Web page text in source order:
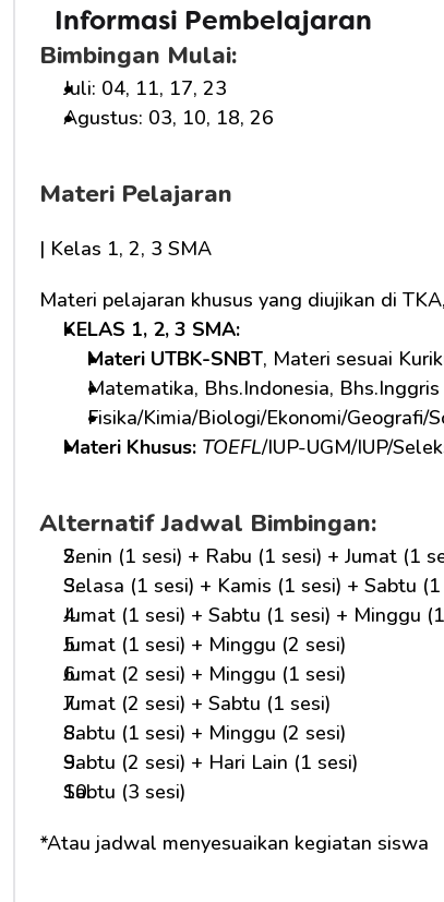
Informasi Pembelajaran
Bimbingan Mulai:
Juli: 04, 11, 17, 23
Agustus: 03, 10, 18, 26
Materi Pelajaran
| Kelas 1, 2, 3 SMA
Materi pelajaran khusus yang diujikan di
KELAS 1, 2, 3 SMA:
Materi UTBK-SNBT, Materi sesuai
Matematika, Bhs.Indonesia, Bhs.Inggris
Fisika/Kimia/Biologi/Ekonomi/Geografi/
Materi Khusus: TOEFL/IUP-UGM/IUP/
Alternatif Jadwal Bimbingan:
Senin (1 sesi) + Rabu (1 sesi) + Jumat (1
Selasa (1 sesi) + Kamis (1 sesi) + Sabtu (1
Jumat (1 sesi) + Sabtu (1 sesi) + Minggu
Jumat (1 sesi) + Minggu (2 sesi)
Jumat (2 sesi) + Minggu (1 sesi)
Jumat (2 sesi) + Sabtu (1 sesi)
Sabtu (1 sesi) + Minggu (2 sesi)
Sabtu (2 sesi) + Hari Lain (1 sesi)
Sabtu (3 sesi)
*Atau jadwal menyesuaikan kegiatan siswa